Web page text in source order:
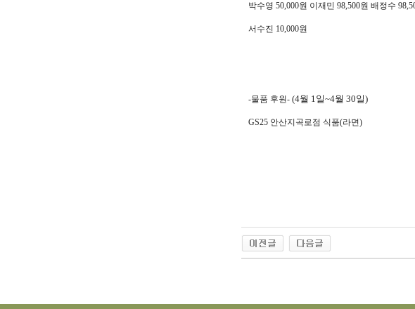
박수영 50,000원 이재민 98,500원 배정수
서수진 10,000원
-물품 후원- (4월 1일~4월 30일)
GS25 안산지곡로점 식품(라면)